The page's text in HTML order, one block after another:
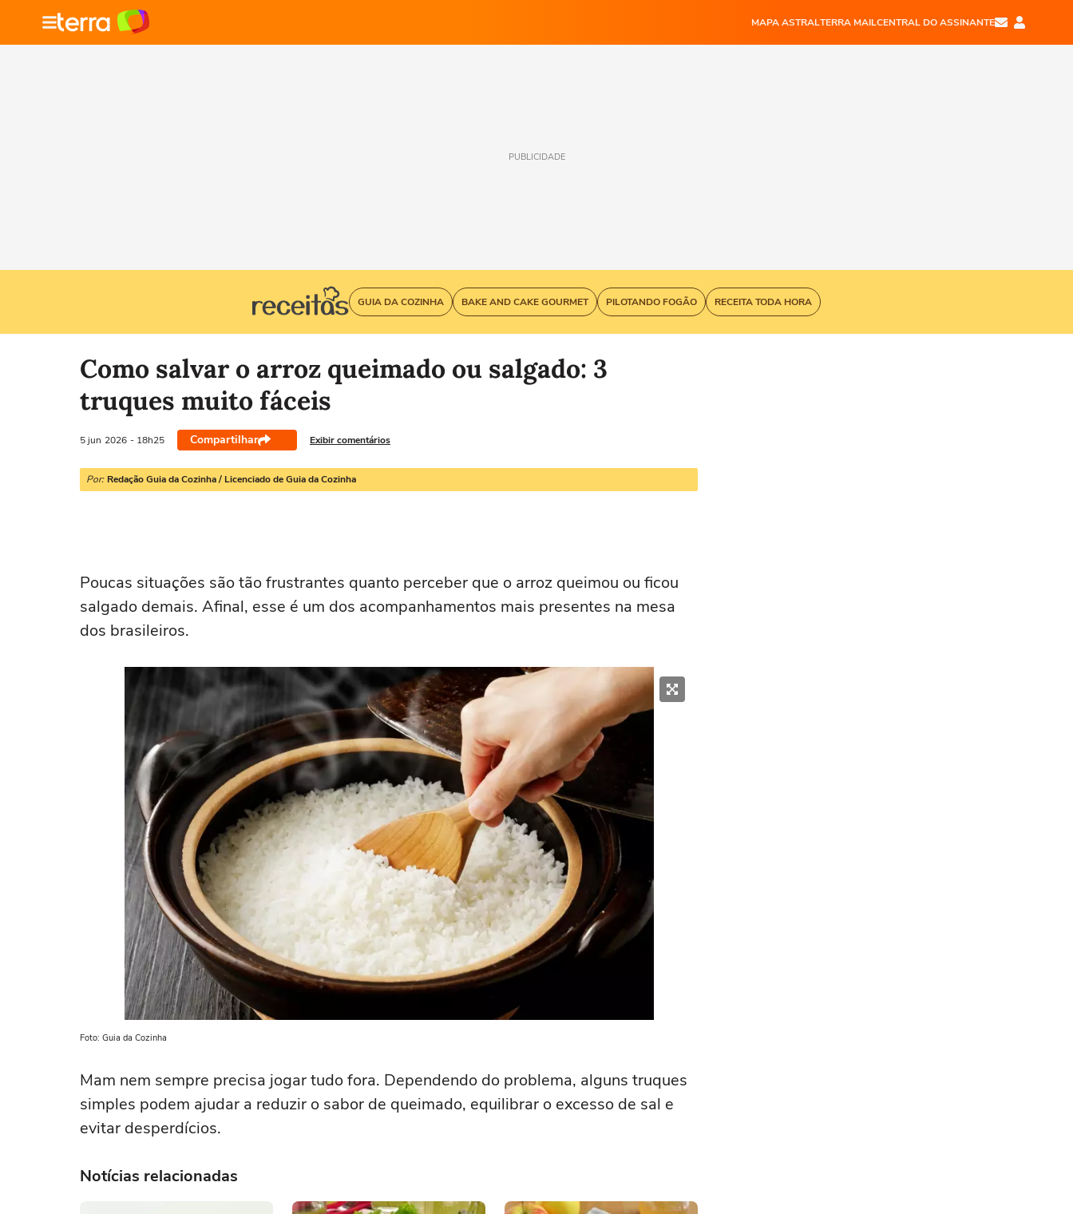
MAPA ASTRALTERRA MAILCENTRAL DO ASSINANTE
PUBLICIDADE
GUIA DA COZINHA BAKE AND CAKE GOURMET PILOTANDO FOGÃO RECEITA TODA HORA
Como salvar o arroz queimado ou salgado: 3
truques muito fáceis
5 jun 2026 - 18h25 Compartilhar Exibir comentários
Por: Redação Guia da Cozinha / Licenciado de Guia da Cozinha
Poucas situações são tão frustrantes quanto perceber que o arroz queimou ou ficou
salgado demais. Afinal, esse é um dos acompanhamentos mais presentes na mesa
dos brasileiros.
Foto: Guia da Cozinha
Mam nem sempre precisa jogar tudo fora. Dependendo do problema, alguns truques
simples podem ajudar a reduzir o sabor de queimado, equilibrar o excesso de sal e
evitar desperdícios.
Notícias relacionadas